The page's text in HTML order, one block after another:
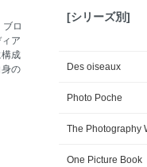
ロ
ア
成
の
[シリーズ別]
Des oiseaux
Photo Poche
The Photography
One Picture Book